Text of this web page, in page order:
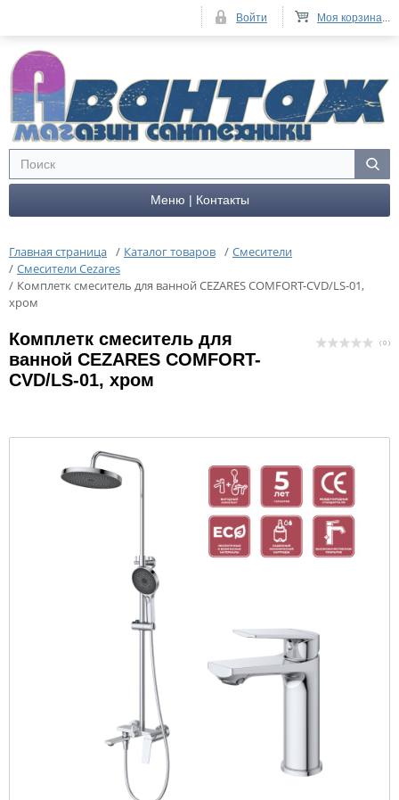
Меню | Контакты
Главная страница / Каталог товаров / Смесители
/ Смесители Cezares
/ Комплетк смеситель для ванной CEZARES COMFORT-CVD/LS-01,
хром
Комплетк смеситель для
ванной CEZARES COMFORT-
CVD/LS-01, хром
( 0 )
Моя корзина...
Войти